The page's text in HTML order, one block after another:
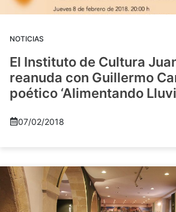
NOTICIAS
El Instituto de Cultura
reanuda con Guillermo
poético ‘Alimentando
07/02/2018